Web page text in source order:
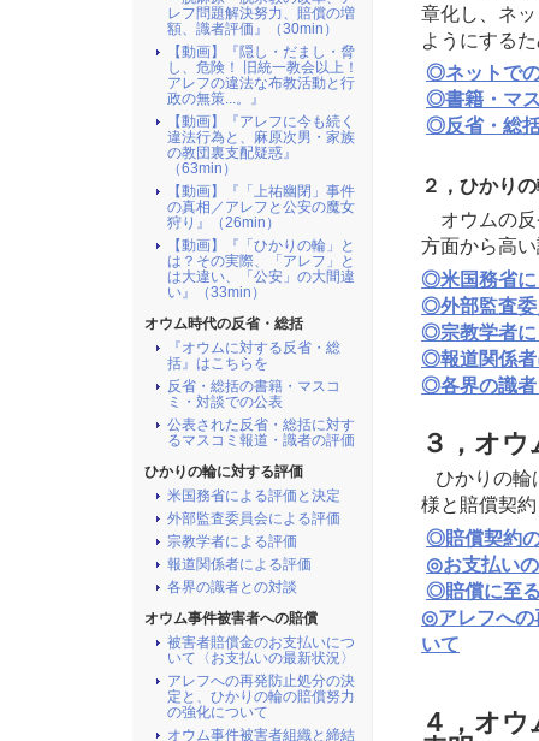
2025/03/06
【
団裏
2025/03/05
【動
り』
2025/03/03
【動
2025/01/16 『ひ
2024/01/12 本日
2023/03/13
アレ
化に
2022/11/12
『ひ
宛の
2022/08/29 米国
2022/05/21 オウ
2022/05/21
章化し、ネ
ようにする
◎ネットで
◎書籍・マ
◎反省・総
２，ひかり
オウムの反
方面から高
◎米国務省に
◎外部監査委
◎宗教学者に
◎報道関係者
◎各界の識者
３，オ
ひかりの輪
様と賠償契
◎賠償契約
◎お支払い
◎賠償に至
◎アレフへの
いて
４，オ
レフ問題解決努力、賠償の増
額、識者評価』（30min）
【動画】『隠し・だまし・脅
し、危険！ 旧統一教会以上！
アレフの違法な布教活動と行
政の無策...。』
【動画】『アレフに今も続く
違法行為と、麻原次男・家族
の教団裏支配疑惑』
（63min）
【動画】『「上祐幽閉」事件
の真相／アレフと公安の魔女
狩り』（26min）
【動画】『「ひかりの輪」と
は？その実際、「アレフ」と
は大違い、「公安」の大間違
い』（33min）
オウム時代の反省・総括
『オウムに対する反省・総
括』はこちらを
反省・総括の書籍・マスコ
ミ・対談での公表
公表された反省・総括に対す
るマスコミ報道・識者の評価
ひかりの輪に対する評価
米国務省による評価と決定
外部監査委員会による評価
宗教学者による評価
報道関係者による評価
各界の識者との対談
オウム事件被害者への賠償
被害者賠償金のお支払いにつ
いて〈お支払いの最新状況〉
アレフへの再発防止処分の決
定と、ひかりの輪の賠償努力
の強化について
オウム事件被害者組織と締結